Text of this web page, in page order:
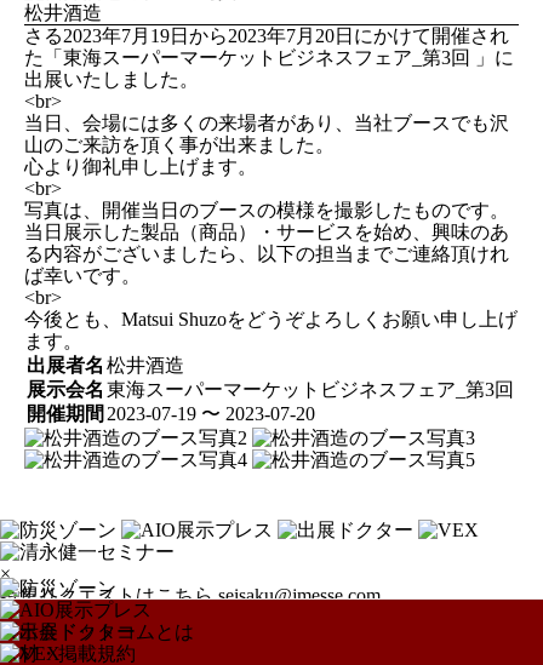
松井酒造
さる2023年7月19日から2023年7月20日にかけて開催され
た「東海スーパーマーケットビジネスフェア_第3回 」に
出展いたしました。
<br>
当日、会場には多くの来場者があり、当社ブースでも沢
山のご来訪を頂く事が出来ました。
心より御礼申し上げます。
<br>
写真は、開催当日のブースの模様を撮影したものです。
当日展示した製品（商品）・サービスを始め、興味のあ
る内容がございましたら、以下の担当までご連絡頂けれ
ば幸いです。
<br>
今後とも、Matsui Shuzoをどうぞよろしくお願い申し上げ
ます。
出展者名 松井酒造
展示会名 東海スーパーマーケットビジネスフェア_第3回
開催期間 2023-07-19 〜 2023-07-20
×
特集リクエストはこちらseisaku@jmesse.com
展示会ドットコムとは
取材・掲載規約